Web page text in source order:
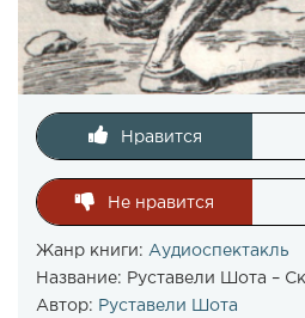
Нравится
Не нравится
Жанр книги: Аудиоспектакль
Название: Руставели Шота –
Автор: Руставели Шота